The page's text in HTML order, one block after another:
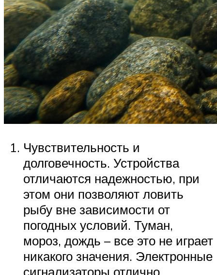
Чувствительность и
долговечность. Устройства
отличаются надежностью, при
этом они позволяют ловить
рыбу вне зависимости от
погодных условий. Туман,
мороз, дождь – все это не играет
никакого значения. Электронные
сигнализаторы отлично